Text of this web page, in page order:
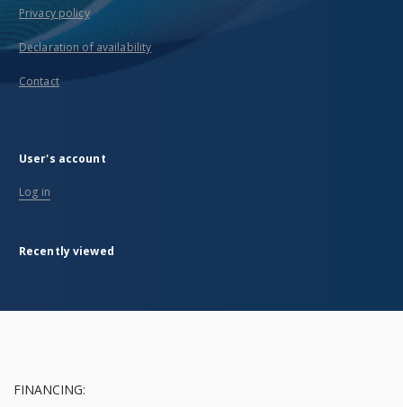
Privacy policy
Declaration of availability
Contact
User's account
Log in
Recently viewed
FINANCING: